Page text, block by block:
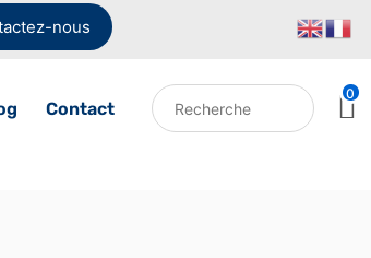
nous
Contact
0